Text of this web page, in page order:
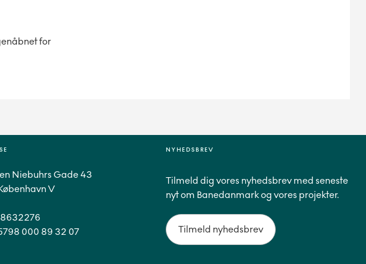
for
Niebuhrs Gade 43
V
000 89 32 07
NYHEDSBREV
Tilmeld dig vores nyhedsbrev med seneste
nyt om Banedanmark og vores projekter.
Tilmeld nyhedsbrev